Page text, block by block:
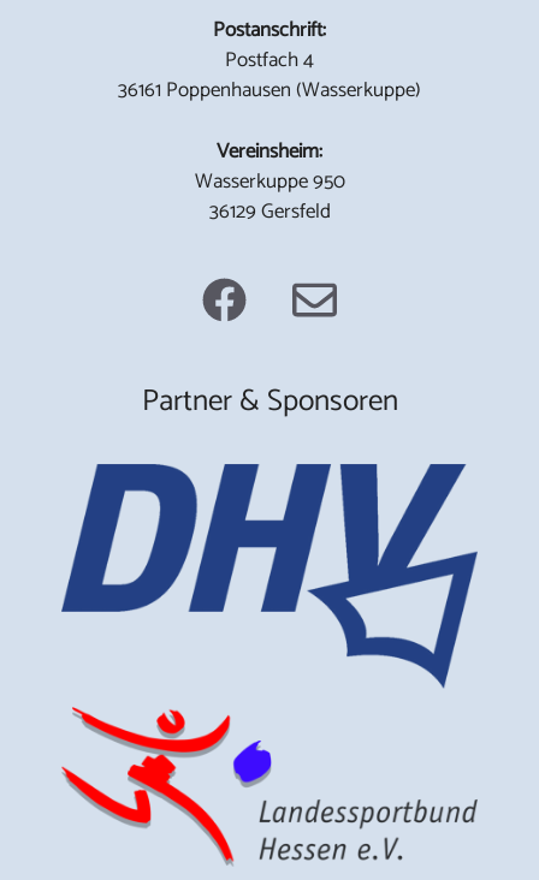
Postanschrift:
Postfach 4
36161 Poppenhausen (Wasserkuppe)
Vereinsheim:
Wasserkuppe 950
36129 Gersfeld
Partner & Sponsoren